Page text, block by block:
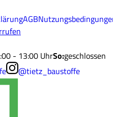
AGB
- 13:00 UhrSo:geschlossen
@tietz_baustoffe